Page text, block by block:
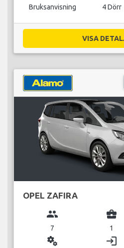
Bruksanvisning 4 Dörr
VISA
OPEL ZAFIRA
group
7
business_center
1
miscellaneous_services login